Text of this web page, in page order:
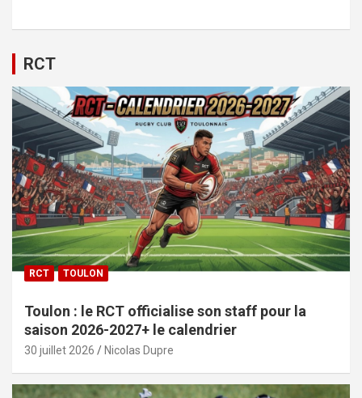
RCT
RCT TOULON
Toulon : le RCT officialise son staff pour la
saison 2026-2027+ le calendrier
30 juillet 2026 Nicolas Dupre